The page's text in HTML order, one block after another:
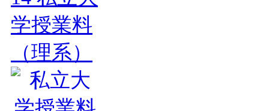
学授業料
（理系）